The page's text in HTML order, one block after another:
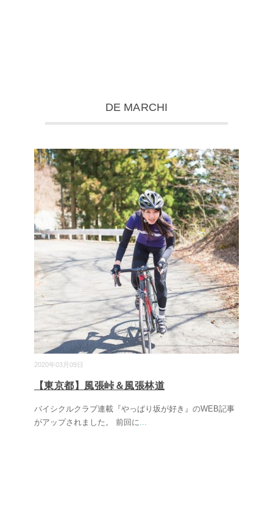
DE MARCHI
2020年03月09日
【東京都】風張峠＆風張林道
バイシクルクラブ連載『やっぱり坂が好き』のWEB記事
がアップされました。 前回に...